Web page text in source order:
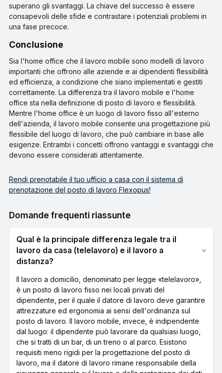
superano gli svantaggi. La chiave del successo è essere
consapevoli delle sfide e contrastare i potenziali problemi in
una fase precoce.
conclusione
Sia l'home office che il lavoro mobile sono modelli di lavoro
importanti che offrono alle aziende e ai dipendenti flessibilità
ed efficienza, a condizione che siano implementati e gestiti
correttamente. La differenza tra il lavoro mobile e l'home
office sta nella definizione di posto di lavoro e flessibilità.
Mentre l'home office è un luogo di lavoro fisso all'esterno
dell'azienda, il lavoro mobile consente una progettazione più
flessibile del luogo di lavoro, che può cambiare in base alle
esigenze. Entrambi i concetti offrono vantaggi e svantaggi che
devono essere considerati attentamente.
Rendi prenotabile il tuo ufficio a casa con il sistema di
prenotazione del posto di lavoro Flexopus!
Domande frequenti riassunte
Qual è la principale differenza legale tra il
lavoro da casa (telelavoro) e il lavoro a
distanza?
Il lavoro a domicilio, denominato per legge «telelavoro»,
è un posto di lavoro fisso nei locali privati del
dipendente, per il quale il datore di lavoro deve garantire
attrezzature ed ergonomia ai sensi dell'ordinanza sul
posto di lavoro. Il lavoro mobile, invece, è indipendente
dal luogo: il dipendente può lavorare da qualsiasi luogo,
che si tratti di un bar, di un treno o al parco. Esistono
requisiti meno rigidi per la progettazione del posto di
lavoro, ma il datore di lavoro rimane responsabile della